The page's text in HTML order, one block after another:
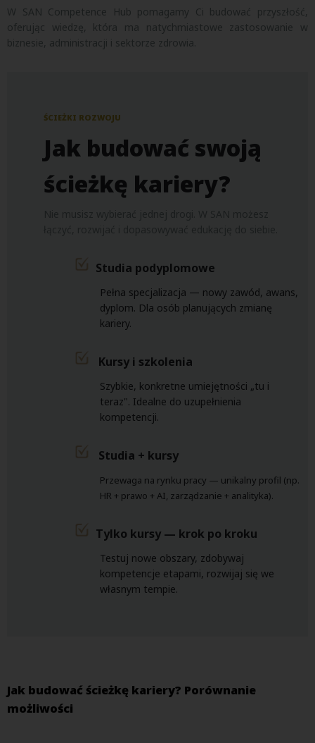
W SAN Competence Hub pomagamy Ci budować przyszłość,
oferując wiedzę, która ma natychmiastowe zastosowanie w
biznesie, administracji i sektorze zdrowia.
ŚCIEŻKI ROZWOJU
Jak budować swoją
ścieżkę kariery?
Studia podyplomowe
Pełna specjalizacja — nowy zawód, awans,
dyplom. Dla osób planujących zmianę
kariery.
Kursy i szkolenia
Szybkie, konkretne umiejętności „tu i
teraz". Idealne do uzupełnienia
kompetencji.
Studia + kursy
Przewaga na rynku pracy — unikalny profil (np.
HR + prawo + AI, zarządzanie + analityka).
Tylko kursy — krok po kroku
Testuj nowe obszary, zdobywaj
kompetencje etapami, rozwijaj się we
własnym tempie.
Jak budować ścieżkę kariery? Porównanie
możliwości